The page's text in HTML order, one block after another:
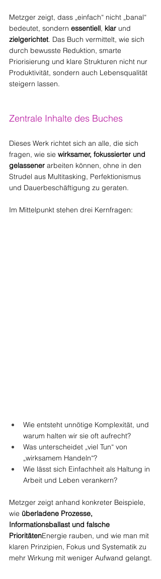
Metzger zeigt, dass „einfach“ nicht „banal“
bedeutet, sondern essentiell, klar und
zielgerichtet. Das Buch vermittelt, wie sich
durch bewusste Reduktion, smarte
Priorisierung und klare Strukturen nicht nur
Produktivität, sondern auch Lebensqualität
steigern lassen.
Zentrale Inhalte des Buches
Dieses Werk richtet sich an alle, die sich
fragen, wie sie wirksamer, fokussierter und
gelassener arbeiten können, ohne in den
Strudel aus Multitasking, Perfektionismus
und Dauerbeschäftigung zu geraten.
Im Mittelpunkt stehen drei Kernfragen:
Wie entsteht unnötige Komplexität, und
warum halten wir sie oft aufrecht?
Was unterscheidet „viel Tun“ von
„wirksamem Handeln“?
Wie lässt sich Einfachheit als Haltung in
Arbeit und Leben verankern?
Metzger zeigt anhand konkreter Beispiele,
wie überladene Prozesse,
Informationsballast und falsche
PrioritätenEnergie rauben, und wie man mit
klaren Prinzipien, Fokus und Systematik zu
mehr Wirkung mit weniger Aufwand gelangt.